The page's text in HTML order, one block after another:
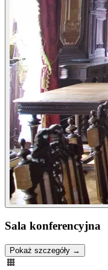
Sala konferencyjna
Pokaż szczegóły →